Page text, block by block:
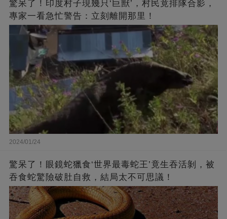
驚呆了！印度村子現幾只‘巨獸’，村民竟排隊合影，
專家一看急忙警告：立刻離開那里！
2024/01/24
驚呆了！眼鏡蛇獵食‘世界最毒蛇王’竟生吞活剝，被
吞食蛇驚險破肚自救，結局太不可思議！